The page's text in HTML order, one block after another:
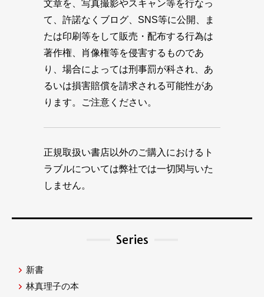
文章を、写真撮影やスキャン等を行なっ
て、許諾なくブログ、SNS等に公開、ま
たは印刷等をして販売・配布する行為は
著作権、肖像権等を侵害するものであ
り、場合によっては刑事罰が科され、あ
るいは損害賠償を請求される可能性があ
ります。ご注意ください。
正規取扱い書店以外のご購入におけるト
ラブルについては弊社では一切関与いた
しません。
Series
新書
林真理子の本